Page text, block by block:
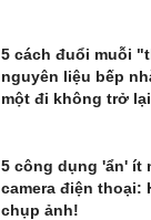
5 cách đuổi muỗi
nguyên liệu bếp
một đi không trở lại
5 công dụng 'ẩn' ít
camera điện thoại:
chụp ảnh!